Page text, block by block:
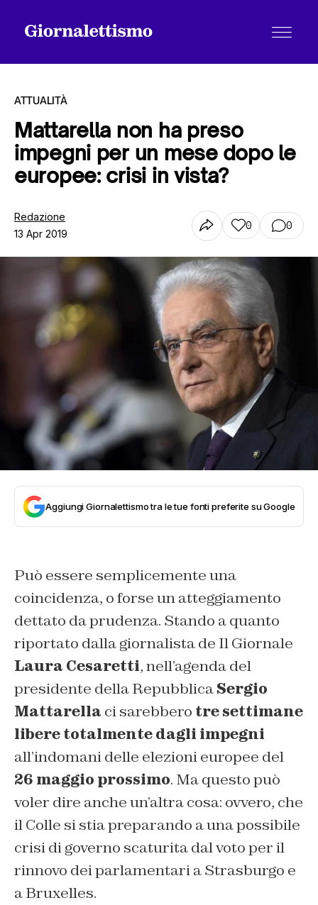
Tutti gli articoli
Chi siamo
Contatti
ATTUALITÀ
Mattarella non ha preso
impegni per un mese dopo le
europee: crisi in vista?
Redazione
13 Apr 2019
0 0
Aggiungi Giornalettismo tra le tue fonti preferite su Google
Può essere semplicemente una
coincidenza, o forse un atteggiamento
dettato da prudenza. Stando a quanto
riportato dalla giornalista de Il Giornale
Laura Cesaretti, nell’agenda del
presidente della RepubblicaSergio
Mattarella ci sarebbero tre settimane
libere totalmente dagli impegni
all’indomani delle elezioni europee del
26 maggio prossimo. Ma questo può
voler dire anche un’altra cosa: ovvero, che
il Colle si stia preparando a una possibile
crisi di governo scaturita dal voto per il
rinnovo dei parlamentari a Strasburgo e
a Bruxelles.